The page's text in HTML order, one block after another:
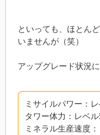
といっても、ほとん
いませんが（笑）
アップグレード状況
ミサイルパワー：
タワー体力：レベル
ミネラル生産速度